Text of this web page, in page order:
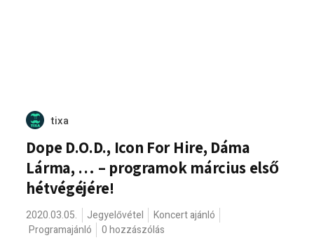
tixa
Dope D.O.D., Icon For Hire, Dáma
Lárma, … – programok március első
hétvégéjére!
2020.03.05. Jegyelővétel
Koncert ajánló
Programajánló
0 hozzászólás